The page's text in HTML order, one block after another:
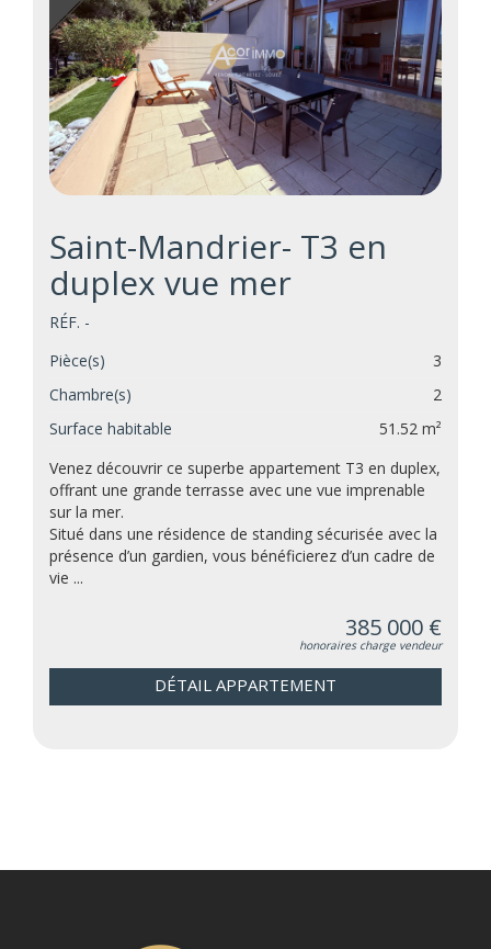
Saint-Mandrier- T3 en
duplex vue mer
RÉF. -
Pièce(s)
3
Chambre(s)
2
Surface habitable
51.52 m²
Venez découvrir ce superbe appartement T3 en duplex,
offrant une grande terrasse avec une vue imprenable
sur la mer.
Situé dans une résidence de standing sécurisée avec la
présence d’un gardien, vous bénéficierez d’un cadre de
vie ...
385 000 €
honoraires charge vendeur
DÉTAIL APPARTEMENT